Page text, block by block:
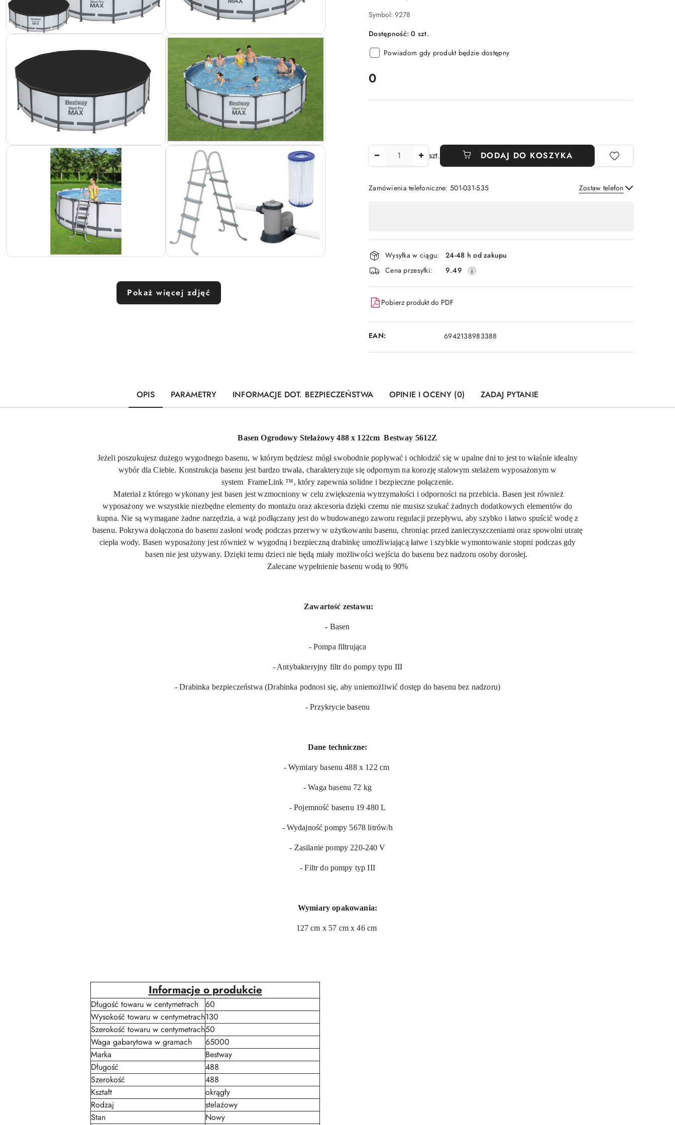
Pokaż więcej zdjęć
Symbol: 9278
Dostępność:0 szt.
Powiadom gdy produkt będzie dostępny
cena:
0
szt. DODAJ DO KOSZYKA
Zamówienia telefoniczne: 501-031-535 Zostaw telefon
płatność
i
dostawa
Wysyłka w ciągu:
24-48 h od zakupu
Cena przesyłki:
9.49
Pobierz produkt do PDF
EAN: 6942138983388
OPIS PARAMETRY INFORMACJE DOT. BEZPIECZEŃSTWA OPINIE I OCENY (0) ZADAJ PYTANIE
Basen Ogrodowy Stelażowy 488 x 122cm Bestway 5612Z
Jeżeli poszukujesz dużego wygodnego basenu, w którym będziesz mógł swobodnie popływać i ochłodzić się w upalne dni to jest to właśnie idealny
wybór dla Ciebie. Konstrukcja basenu jest bardzo trwała, charakteryzuje się odpornym na korozję stalowym stelażem wyposażonym w
system FrameLink ™, który zapewnia solidne i bezpieczne połączenie.
Materiał z którego wykonany jest basen jest wzmocniony w celu zwiększenia wytrzymałości i odporności na przebicia. Basen jest również
wyposażony we wszystkie niezbędne elementy do montażu oraz akcesoria dzięki czemu nie musisz szukać żadnych dodatkowych elementów do
kupna. Nie są wymagane żadne narzędzia, a wąż podłączany jest do wbudowanego zaworu regulacji przepływu, aby szybko i łatwo spuścić wodę z
basenu. Pokrywa dołączona do basenu zasłoni wodę podczas przerwy w użytkowaniu basenu, chroniąc przed zanieczyszczeniami oraz spowolni utratę
ciepła wody. Basen wyposażony jest również w wygodną i bezpieczną drabinkę umożliwiającą łatwe i szybkie wymontowanie stopni podczas gdy
basen nie jest używany. Dzięki temu dzieci nie będą miały możliwości wejścia do basenu bez nadzoru osoby dorosłej.
Zalecane wypełnienie basenu wodą to 90%
Zawartość zestawu:
- Basen
- Pompa filtrująca
- Antybakteryjny filtr do pompy typu III
- Drabinka bezpieczeństwa (Drabinka podnosi się, aby uniemożliwić dostęp do basenu bez nadzoru)
- Przykrycie basenu
Dane techniczne:
- Wymiary basenu 488 x 122 cm
- Waga basenu 72 kg
- Pojemność basenu 19 480 L
- Wydajność pompy 5678 litrów/h
- Zasilanie pompy 220-240 V
- Filtr do pompy typ III
Wymiary opakowania:
127 cm x 57 cm x 46 cm
Informacje o produkcie
Długość towaru w centymetrach
60
Wysokość towaru w centymetrach130
Szerokość towaru w centymetrach50
Waga gabarytowa w gramach
65000
Marka
Bestway
Długość
488
Szerokość
488
Kształt
okrągły
Rodzaj
stelażowy
Stan
Nowy